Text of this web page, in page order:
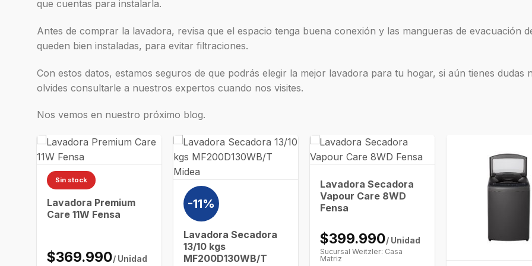
que cuentas para instalarla.
Antes de comprar la lavadora, revisa que el espacio tenga buena conexión y las mangueras de evacuación
queden bien instaladas, para evitar filtraciones.
Con estos datos, estamos seguros de que podrás elegir la mejor lavadora para tu hogar, si aún tienes dudas
olvides consultarle a nuestros expertos cuando nos visites.
Nos vemos en nuestro próximo blog.
Sin stock
Lavadora Premium
Care 11W Fensa
$369.990/ Unidad
-11%
Lavadora Secadora
13/10 kgs
MF200D130WB/T
Lavadora Secadora
Vapour Care 8WD
Fensa
$399.990/ Unidad
Sucursal Weitzler: Casa
Matriz